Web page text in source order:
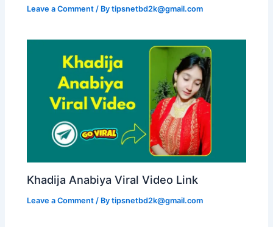
Leave a Comment / Bytipsnetbd2k@gmail.com
Khadija Anabiya Viral Video Link
Leave a Comment / Bytipsnetbd2k@gmail.com